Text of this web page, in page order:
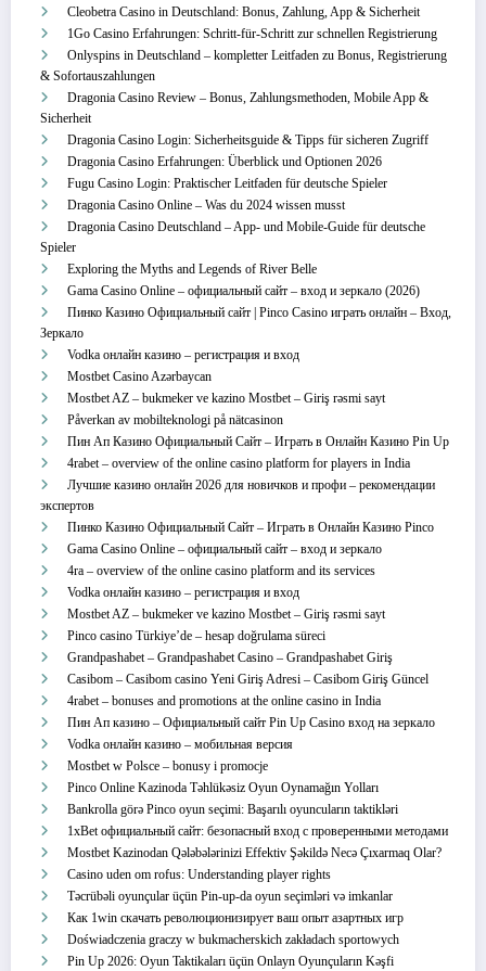
Cleobetra Casino in Deutschland: Bonus, Zahlung, App & Sicherheit
1Go Casino Erfahrungen: Schritt‑für‑Schritt zur schnellen Registrierung
Onlyspins in Deutschland – kompletter Leitfaden zu Bonus, Registrierung
& Sofortauszahlungen
Dragonia Casino Review – Bonus, Zahlungsmethoden, Mobile App &
Sicherheit
Dragonia Casino Login: Sicherheitsguide & Tipps für sicheren Zugriff
Dragonia Casino Erfahrungen: Überblick und Optionen 2026
Fugu Casino Login: Praktischer Leitfaden für deutsche Spieler
Dragonia Casino Online – Was du 2024 wissen musst
Dragonia Casino Deutschland – App‑ und Mobile‑Guide für deutsche
Spieler
Exploring the Myths and Legends of River Belle
Gama Casino Online – официальный сайт – вход и зеркало (2026)
Пинко Казино Официальный сайт | Pinco Casino играть онлайн – Вход,
Зеркало
Vodka онлайн казино – регистрация и вход
Mostbet Casino Azərbaycan
Mostbet AZ – bukmeker ve kazino Mostbet – Giriş rəsmi sayt
Påverkan av mobilteknologi på nätcasinon
Пин Ап Казино Официальный Сайт – Играть в Онлайн Казино Pin Up
4rabet – overview of the online casino platform for players in India
Лучшие казино онлайн 2026 для новичков и профи – рекомендации
экспертов
Пинко Казино Официальный Сайт – Играть в Онлайн Казино Pinco
Gama Casino Online – официальный сайт – вход и зеркало
4ra – overview of the online casino platform and its services
Vodka онлайн казино – регистрация и вход
Mostbet AZ – bukmeker ve kazino Mostbet – Giriş rəsmi sayt
Pinco casino Türkiye’de – hesap doğrulama süreci
Grandpashabet – Grandpashabet Casino – Grandpashabet Giriş
Casibom – Casibom casino Yeni Giriş Adresi – Casibom Giriş Güncel
4rabet – bonuses and promotions at the online casino in India
Пин Ап казино – Официальный сайт Pin Up Casino вход на зеркало
Vodka онлайн казино – мобильная версия
Mostbet w Polsce – bonusy i promocje
Pinco Online Kazinoda Təhlükəsiz Oyun Oynamağın Yolları
Bankrolla görə Pinco oyun seçimi: Başarılı oyuncuların taktikləri
1xBet официальный сайт: безопасный вход с проверенными методами
Mostbet Kazinodan Qələbələrinizi Effektiv Şəkildə Necə Çıxarmaq Olar?
Casino uden om rofus: Understanding player rights
Təcrübəli oyunçular üçün Pin-up-da oyun seçimləri və imkanlar
Как 1win скачать революционизирует ваш опыт азартных игр
Doświadczenia graczy w bukmacherskich zakładach sportowych
Pin Up 2026: Oyun Taktikaları üçün Onlayn Oyunçuların Kəşfi